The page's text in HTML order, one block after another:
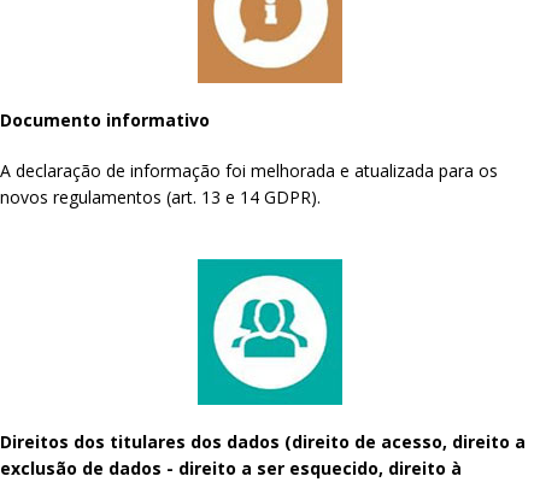
Documento informativo
A declaração de informação foi melhorada e atualizada para os
novos regulamentos (art. 13 e 14 GDPR).
Direitos dos titulares dos dados (direito de acesso, direito a
exclusão de dados - direito a ser esquecido, direito à